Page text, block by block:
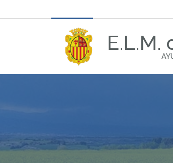
E.L.M.